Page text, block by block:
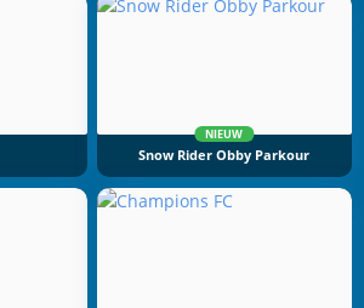
NIEUW
Snow Rider Obby Parkour